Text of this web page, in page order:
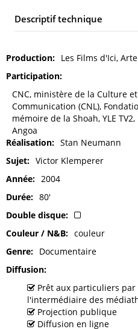
Descriptif technique
Production
Les Films d'Ici,
Participation
CNC, ministère de la Culture
Communication (CNL),
mémoire de la Shoah, YLE
Angoa
Réalisation
Stan Neumann
Sujet
Victor Klemperer
Année
2004
Durée
80'
Double disque
Couleur / N&B
couleur
Genre
Documentaire
Diffusion
Prêt aux particuliers par
l'intermédiaire des
Projection publique
Diffusion en ligne